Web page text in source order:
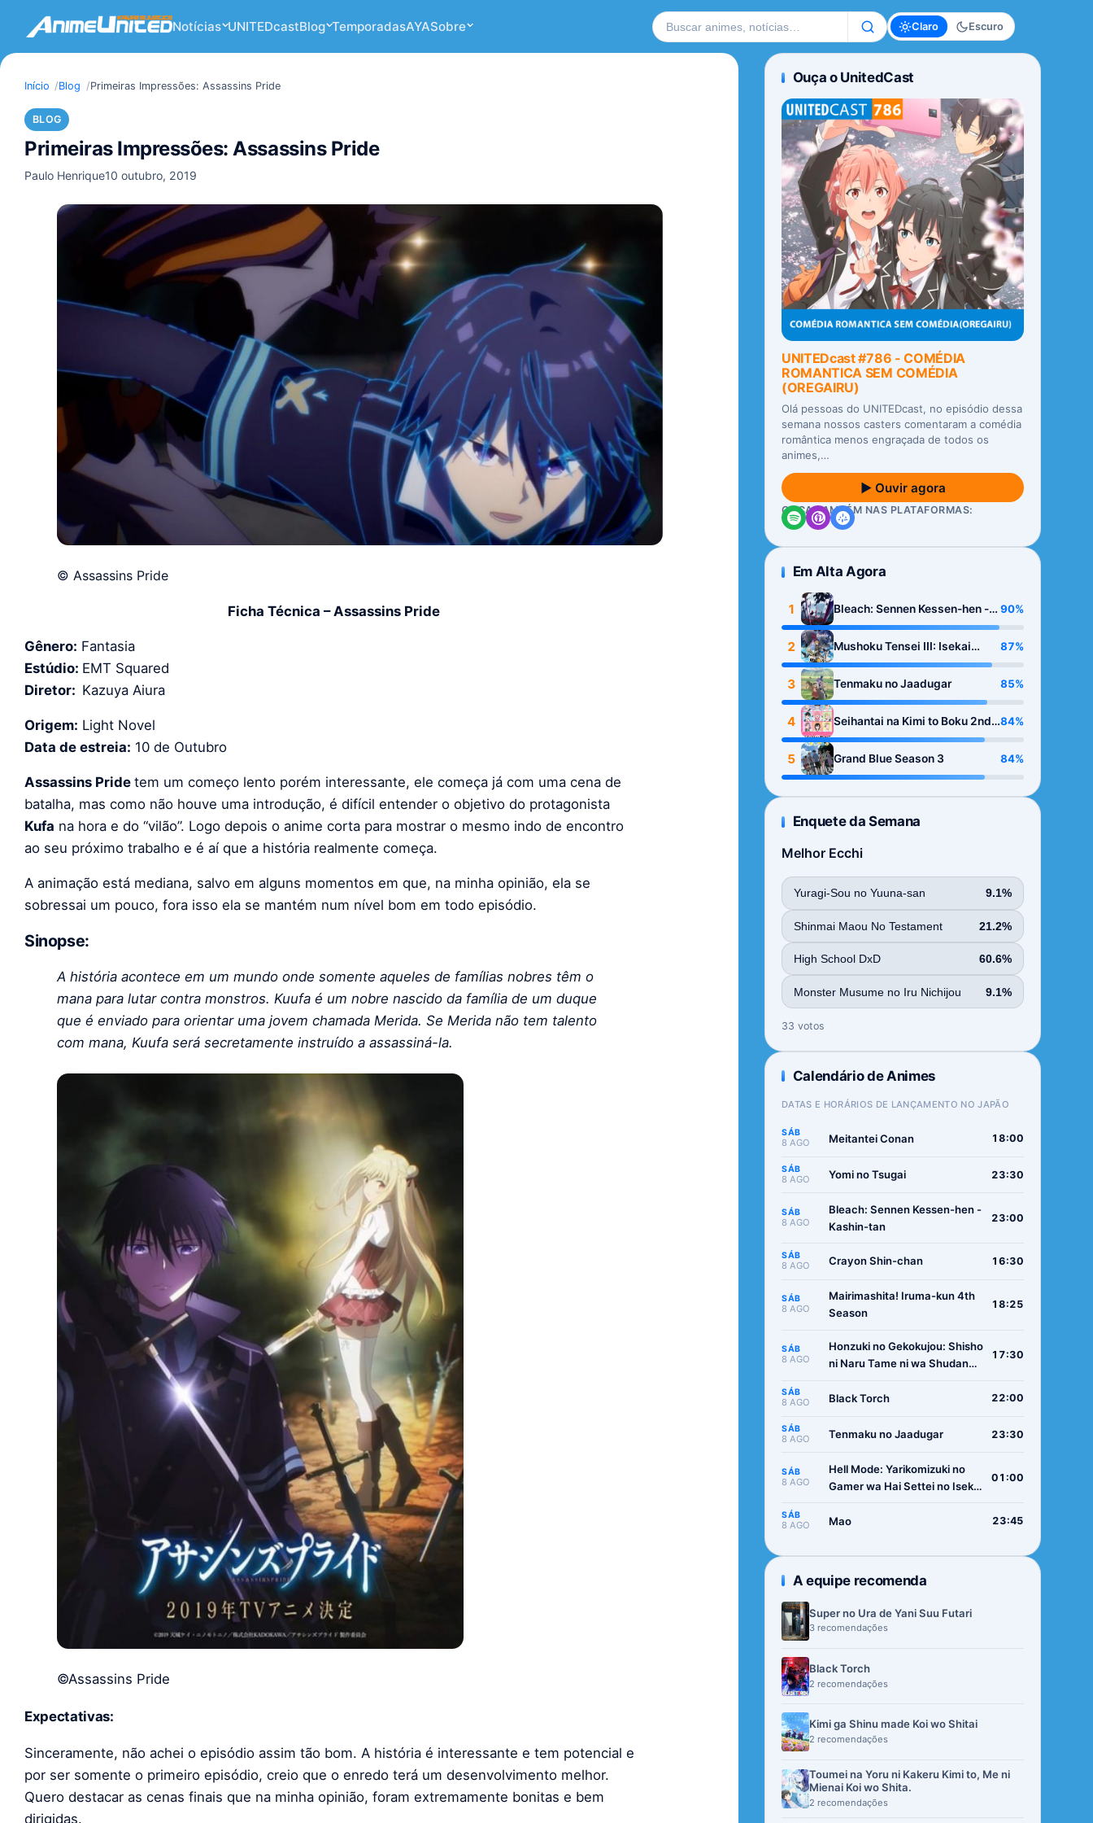
Notícias UNITEDcastBlog TemporadasAYASobre Buscar no site Claro Escuro
Início Blog Primeiras Impressões: Assassins Pride
BLOG
Primeiras Impressões: Assassins Pride
Paulo Henrique10 outubro, 2019
© Assassins Pride
Ficha Técnica – Assassins Pride
Gênero: Fantasia
Estúdio: EMT Squared
Diretor: Kazuya Aiura
Origem: Light Novel
Data de estreia: 10 de Outubro
Assassins Pride tem um começo lento porém interessante, ele começa já com uma cena de
batalha, mas como não houve uma introdução, é difícil entender o objetivo do protagonista
Kufa na hora e do “vilão”. Logo depois o anime corta para mostrar o mesmo indo de encontro
ao seu próximo trabalho e é aí que a história realmente começa.
A animação está mediana, salvo em alguns momentos em que, na minha opinião, ela se
sobressai um pouco, fora isso ela se mantém num nível bom em todo episódio.
Sinopse:
A história acontece em um mundo onde somente aqueles de famílias nobres têm o
mana para lutar contra monstros. Kuufa é um nobre nascido da família de um duque
que é enviado para orientar uma jovem chamada Merida. Se Merida não tem talento
com mana, Kuufa será secretamente instruído a assassiná-la.
©Assassins Pride
Expectativas:
Sinceramente, não achei o episódio assim tão bom. A história é interessante e tem potencial e
por ser somente o primeiro episódio, creio que o enredo terá um desenvolvimento melhor.
Quero destacar as cenas finais que na minha opinião, foram extremamente bonitas e bem
dirigidas.
Ouça o UnitedCast
UNITEDcast #786 - COMÉDIA
ROMANTICA SEM COMÉDIA
(OREGAIRU)
Olá pessoas do UNITEDcast, no episódio dessa
semana nossos casters comentaram a comédia
romântica menos engraçada de todos os
animes,…
▶ Ouvir agora
OUÇA TAMBÉM NAS PLATAFORMAS:
Em Alta Agora
1
Bleach: Sennen Kessen-hen -
Kashin-tan
90%
2
Mushoku Tensei III: Isekai
Ittara Honki Dasu
87%
3 Tenmaku no Jaadugar 85%
4
Seihantai na Kimi to Boku 2nd
Season
84%
5 Grand Blue Season 3 84%
Enquete da Semana
Melhor Ecchi
Yuragi-Sou no Yuuna-san 9.1%
Shinmai Maou No Testament 21.2%
High School DxD 60.6%
Monster Musume no Iru Nichijou 9.1%
33 votos
Calendário de Animes
DATAS E HORÁRIOS DE LANÇAMENTO NO JAPÃO
SÁB
8 AGO Meitantei Conan 18:00
SÁB
8 AGO Yomi no Tsugai 23:30
SÁB
8 AGO
Bleach: Sennen Kessen-hen -
Kashin-tan
23:00
SÁB
8 AGO Crayon Shin-chan 16:30
SÁB
8 AGO
Mairimashita! Iruma-kun 4th
Season
18:25
SÁB
8 AGO
Honzuki no Gekokujou: Shisho
ni Naru Tame ni wa Shudan
Ryoushu no Youjo
17:30
SÁB
8 AGO Black Torch 22:00
SÁB
8 AGO Tenmaku no Jaadugar 23:30
SÁB
8 AGO
Hell Mode: Yarikomizuki no
Gamer wa Hai Settei no Isekai
01:00
SÁB
8 AGO Mao 23:45
A equipe recomenda
Super no Ura de Yani Suu Futari
3 recomendações
Black Torch
2 recomendações
Kimi ga Shinu made Koi wo Shitai
2 recomendações
Toumei na Yoru ni Kakeru Kimi to, Me ni
Mienai Koi wo Shita.
2 recomendações